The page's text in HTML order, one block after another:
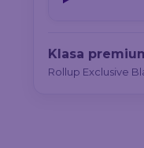
Klasa
Rollup Exclusive